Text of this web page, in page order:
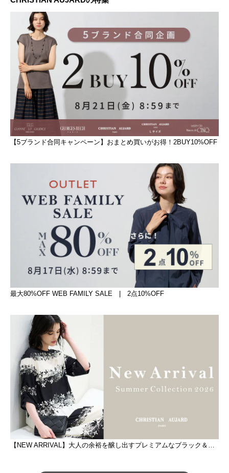
【5ブランド合同キャンペーン】おまとめ買いがお得！2BUY10%OFF
最大80%OFF WEB FAMILY SALE | 2点10%OFF
【NEW ARRIVAL】大人の余裕を醸し出すプレミアムなブラック＆ホワイト